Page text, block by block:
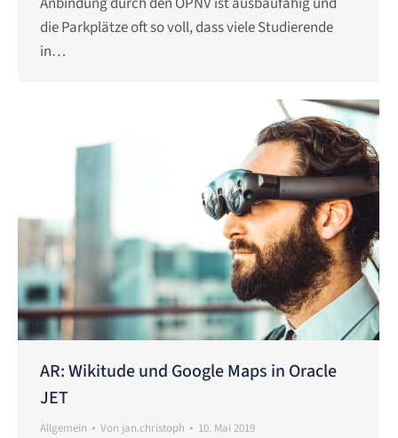
die Parkplätze oft so voll, dass viele Studierende
in…
AR: Wikitude und Google Maps in Oracle
JET
Allgemein Von jan.christoph 10. Mai 2019